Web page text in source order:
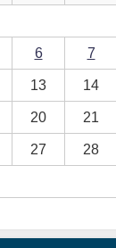
6 7
13 14
20 21
27 28